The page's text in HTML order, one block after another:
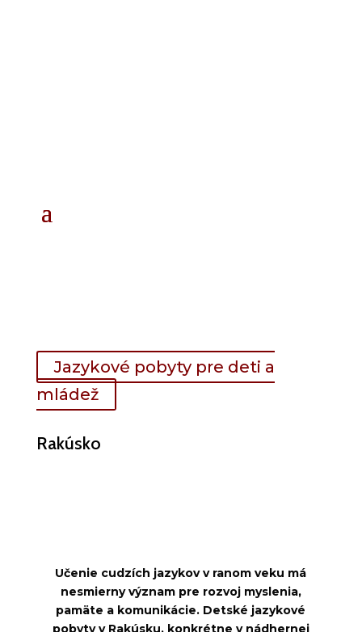
Jazykové pobyty pre deti a
mládež
Rakúsko
Učenie cudzích jazykov v ranom veku má
nesmierny význam pre rozvoj myslenia,
pamäte a komunikácie. Detské jazykové
pobyty v Rakúsku, konkrétne v nádhernej